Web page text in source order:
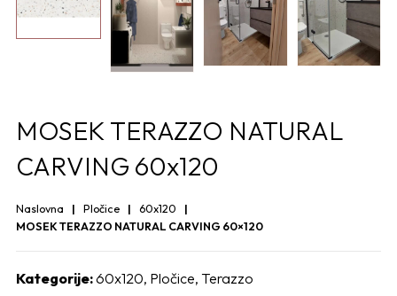
MOSEK TERAZZO NATURAL
CARVING 60x120
Naslovna Pločice
60x120
MOSEK TERAZZO NATURAL CARVING 60×120
Kategorije:60x120, Pločice, Terazzo